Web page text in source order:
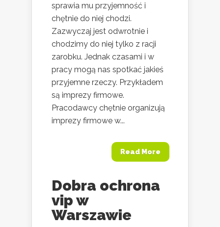
sprawia mu przyjemność i
chętnie do niej chodzi.
Zazwyczaj jest odwrotnie i
chodzimy do niej tylko z racji
zarobku. Jednak czasami i w
pracy mogą nas spotkać jakieś
przyjemne rzeczy. Przykładem
są imprezy firmowe.
Pracodawcy chętnie organizują
imprezy firmowe w...
Read More
Dobra ochrona
vip w
Warszawie